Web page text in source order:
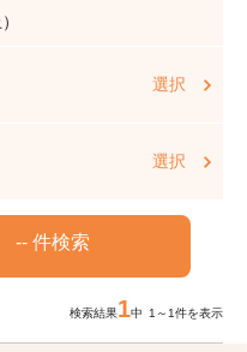
選択
選択
検索結果1中 1～1件を表示